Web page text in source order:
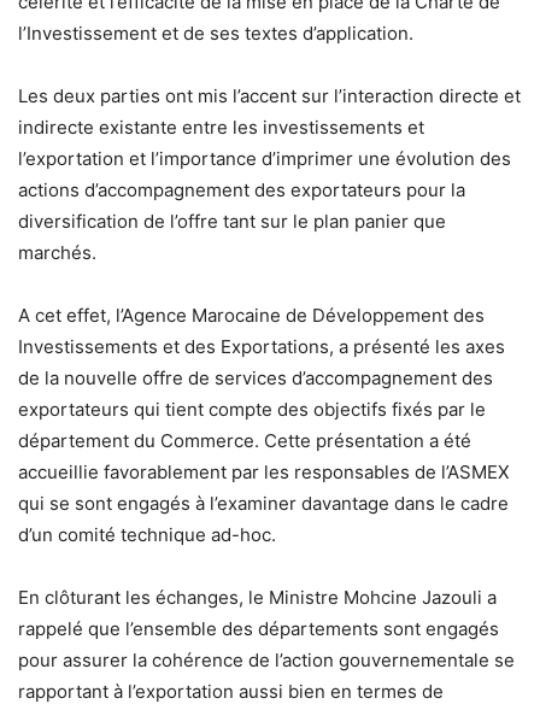
l’Investissement et de ses textes d’application.
Les deux parties ont mis l’accent sur l’interaction directe et
indirecte existante entre les investissements et
l’exportation et l’importance d’imprimer une évolution des
actions d’accompagnement des exportateurs pour la
diversification de l’offre tant sur le plan panier que
marchés.
A cet effet, l’Agence Marocaine de Développement des
Investissements et des Exportations, a présenté les axes
de la nouvelle offre de services d’accompagnement des
exportateurs qui tient compte des objectifs fixés par le
département du Commerce. Cette présentation a été
accueillie favorablement par les responsables de l’ASMEX
qui se sont engagés à l’examiner davantage dans le cadre
d’un comité technique ad-hoc.
En clôturant les échanges, le Ministre Mohcine Jazouli a
rappelé que l’ensemble des départements sont engagés
pour assurer la cohérence de l’action gouvernementale se
rapportant à l’exportation aussi bien en termes de